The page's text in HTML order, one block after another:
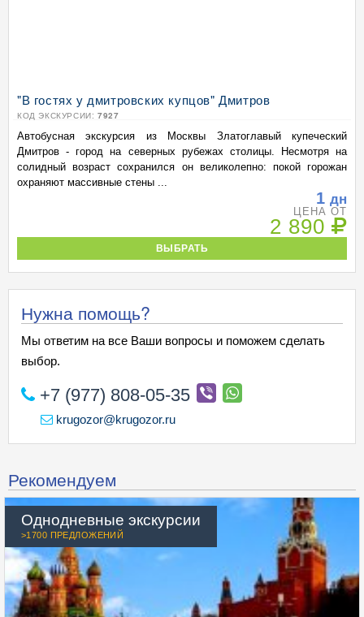
"В гостях у дмитровских купцов" Дмитров
КОД ЭКСКУРСИИ: 7927
Автобусная экскурсия из Москвы Златоглавый купеческий
Дмитров - город на северных рубежах столицы. Несмотря на
солидный возраст сохранился он великолепно: покой горожан
охраняют массивные стены ...
1 дн
ЦЕНА ОТ
2 890
ВЫБРАТЬ
Нужна помощь?
Мы ответим на все Ваши вопросы и поможем сделать
выбор.
+7 (977) 808-05-35
krugozor@krugozor.ru
Рекомендуем
Однодневные экскурсии
>1700 ПРЕДЛОЖЕНИЙ